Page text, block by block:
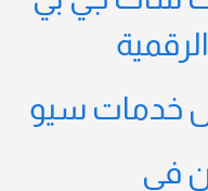
خدمات سيو
في